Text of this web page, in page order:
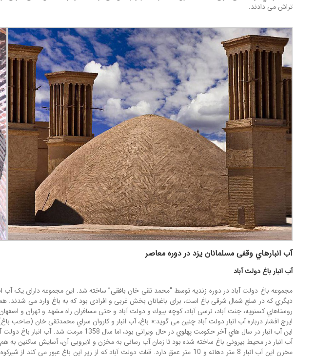
تراش می دادند.
آب انبارهاي وقفی مسلمانان یزد در دوره معاصر
آب انبار باغ دولت آباد
مجموعه باغ دولت آباد در دوره زندیه توسط “محمد تقی خان بافقی” ساخته شد. این مجموعه دارای یک
دیگري که در ضلع شمال شرقی باغ است، برای باغبانان بخش غربی و افرادی بود که به باغ وارد می شدند.
روستاهاي کسنویه، جنت آباد، نرسی آباد، کوچه بیوك و دولت آباد و حتی مسافران راه مشهد و تهران و اصفهان
ایرج افشار درباره آب انبار دولت آباد چنین می گوید:« باغ، آب انبار و کاروان سراي محمدتقی خان
آب انبار در محیط بیرونی باغ ساخته شده بود تا زمان آب رسانی به مخزن و لایروبی آن، آسایش ساکنین به
مخزن این آب انبار 8 متر دهانه و 10 متر عمق دارد. قنات دولت آباد که از زیر